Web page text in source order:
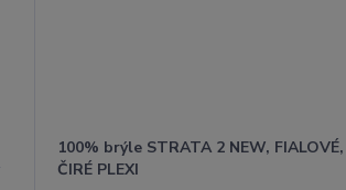
100% brýle STRATA 2 NEW, FIALOVÉ,
ČIRÉ PLEXI